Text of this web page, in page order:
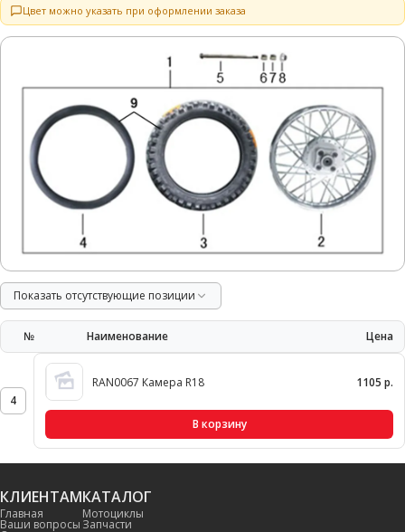
Цвет можно указать при оформлении заказа
Показать отсутствующие позиции
№ Наименование Цена
4
RAN0067 Камера R18 1105 р.
В корзину
КЛИЕНТАМ
Главная
Ваши вопросы
КАТАЛОГ
Мотоциклы
Запчасти